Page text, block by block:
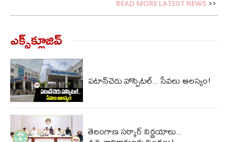
READ MORE LATEST NEWS >>
ఎక్స్‌క్లూజివ్‌
పటాన్‌చెరు హాస్పిటల్.. సేవలు ఆలస్యం!
తెలంగాణ సర్కార్ నిర్ణయాలు..